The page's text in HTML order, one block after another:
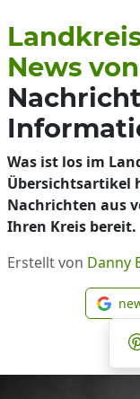
News
Was ist los im
Übersichtsartikel
Nachrichten aus
Ihren Kreis bereit.
Erstellt von Danny